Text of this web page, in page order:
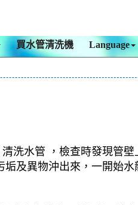
買水管清洗機 Language
洗水管 ，檢查時發現管
及異物沖出來，一開始